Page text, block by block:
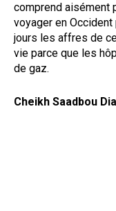
comprend aisément
voyager en
jours les affres de
vie parce que les
de gaz.
Cheikh Saadbou